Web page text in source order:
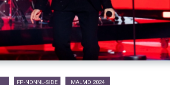
FP-NONNL-SIDE MALMO 2024